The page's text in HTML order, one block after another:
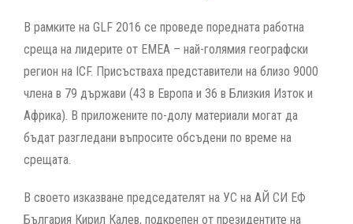
В рамките на GLF 2016 се проведе поредната работна
среща на лидерите от ЕМЕА – най-голямия географски
регион на ICF. Присъстваха представители на близо 9000
члена в 79 държави (43 в Европа и 36 в Близкия Изток и
Африка). В приложените по-долу материали могат да
бъдат разгледани въпросите обсъдени по време на
срещата.
В своето изказване председателят на УС на АЙ СИ ЕФ
България Кирил Калев, подкрепен от президентите на